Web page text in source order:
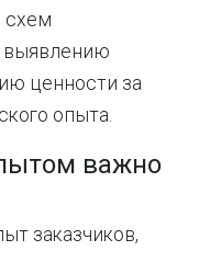
схем
выявлению
ценности за
опыта.
важно
заказчиков,